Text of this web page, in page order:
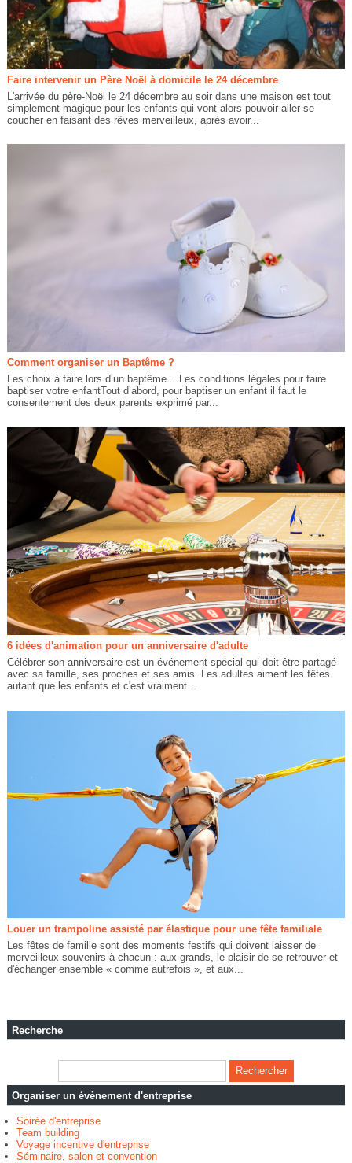
Faire intervenir un Père Noël à domicile le 24 décembre
L'arrivée du père-Noël le 24 décembre au soir dans une maison est tout
simplement magique pour les enfants qui vont alors pouvoir aller se
coucher en faisant des rêves merveilleux, après avoir...
Comment organiser un Baptême ?
Les choix à faire lors d’un baptême ...Les conditions légales pour faire
baptiser votre enfantTout d’abord, pour baptiser un enfant il faut le
consentement des deux parents exprimé par...
6 idées d'animation pour un anniversaire d'adulte
Célébrer son anniversaire est un événement spécial qui doit être partagé
avec sa famille, ses proches et ses amis. Les adultes aiment les fêtes
autant que les enfants et c'est vraiment...
Louer un trampoline assisté par élastique pour une fête familiale
Les fêtes de famille sont des moments festifs qui doivent laisser de
merveilleux souvenirs à chacun : aux grands, le plaisir de se retrouver et
d'échanger ensemble « comme autrefois », et aux...
Recherche
Organiser un évènement d'entreprise
Soirée d'entreprise
Team building
Voyage incentive d'entreprise
Séminaire, salon et convention